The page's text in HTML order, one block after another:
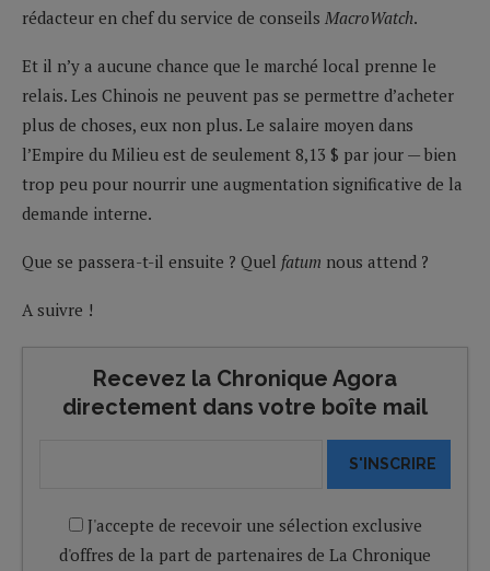
rédacteur en chef du service de conseils MacroWatch.
Et il n’y a aucune chance que le marché local prenne le
relais. Les Chinois ne peuvent pas se permettre d’acheter
plus de choses, eux non plus. Le salaire moyen dans
l’Empire du Milieu est de seulement 8,13 $ par jour — bien
trop peu pour nourrir une augmentation significative de la
demande interne.
Que se passera-t-il ensuite ? Quel fatum nous attend ?
A suivre !
Recevez la Chronique Agora
directement dans votre boîte mail
S'INSCRIRE
J'accepte de recevoir une sélection exclusive
d'offres de la part de partenaires de La Chronique